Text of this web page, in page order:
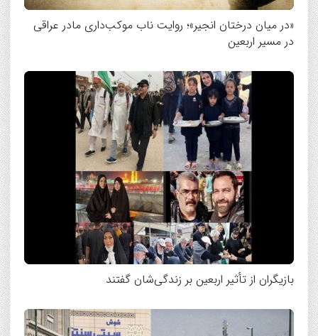
«در میان درختان انجیر»؛ روایت ناب موکب‌داری مادر عراقی
در مسیر اربعین
بازیگران از تأثیر اربعین بر زندگی‌شان گفتند